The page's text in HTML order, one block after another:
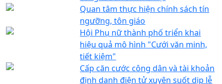
Quan tâm thực hiện chính sách tín
ngưỡng, tôn giáo
Hội Phụ nữ thành phố triển khai
hiệu quả mô hình "Cưới văn minh,
tiết kiệm"
Cấp căn cước công dân và tài khoản
định danh điện tử xuyên suốt dịp lễ